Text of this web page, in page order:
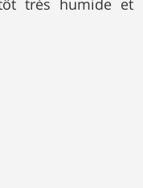
très humide et